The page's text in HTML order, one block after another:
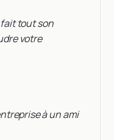
tout son
votre
à un ami